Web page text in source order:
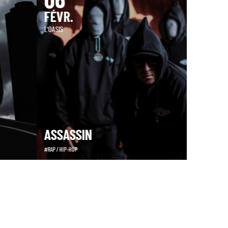
FÉVR.
L'OASIS
ASSASSIN
RAP / HIP-HOP